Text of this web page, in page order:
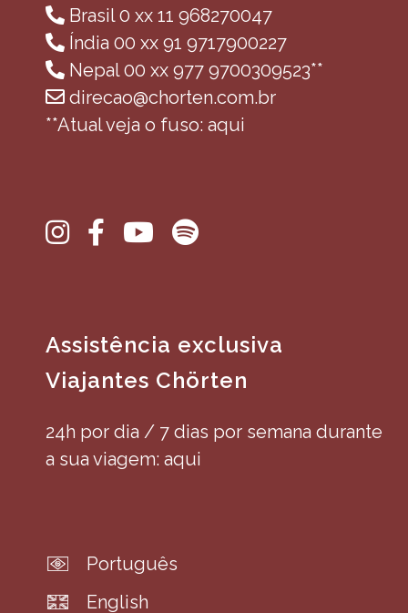
Brasil 0 xx 11 968270047
Índia 00 xx 91 9717900227
Nepal 00 xx 977 9700309523**
direcao@chorten.com.br
**Atual veja o fuso: aqui
Assistência exclusiva
Viajantes Chörten
24h por dia / 7 dias por semana durante
a sua viagem: aqui
Português
English